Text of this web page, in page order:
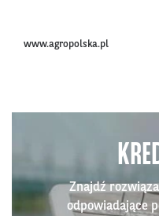
www.agropolska.pl
Znajdź
odpowiadające